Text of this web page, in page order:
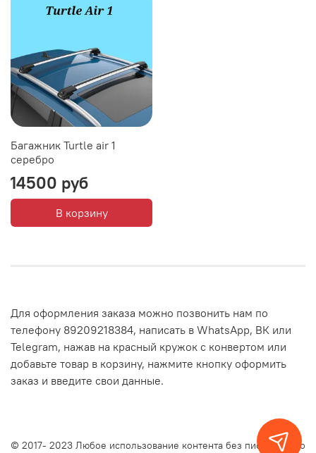
Багажник Turtle air 1
серебро
14500 руб
В корзину
Для оформления заказа можно позвонить нам по
телефону 89209218384, написать в WhatsApp, ВК или
Telegram, нажав на красный кружок с конвертом или
добавьте товар в корзину, нажмите кнопку оформить
заказ и введите свои данные.
© 2017- 2023 Любое использование контента без письменного